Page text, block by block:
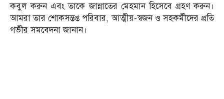
কবুল করুন এবং তাকে জান্নাতের মেহমান হিসেবে গ্রহণ করুন।
আমরা তার শোকসন্তপ্ত পরিবার, আত্মীয়-স্বজন ও সহকর্মীদের প্রতি
গভীর সমবেদনা জানান।